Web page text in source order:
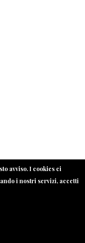
avviso. I cookies ci
i nostri servizi, accetti